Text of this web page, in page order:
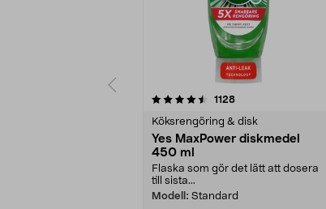
1128recensioner
Köksrengöring & disk
Yes MaxPower diskmedel
450 ml
Flaska som gör det lätt att dosera
till sista...
Modell: Standard
4.5 av 5 stjärnor